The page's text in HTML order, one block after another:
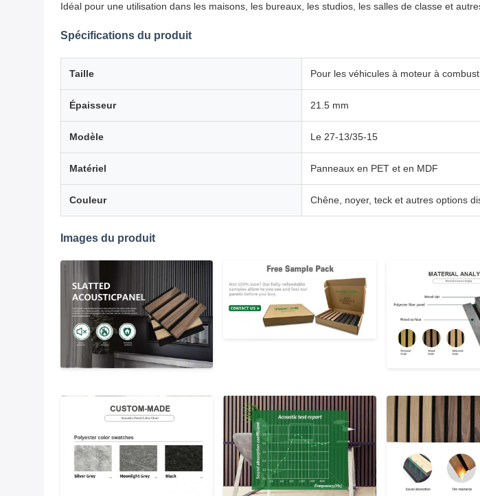
Idéal pour une utilisation dans les maisons, les bureaux, les studios, les salles de classe et
Spécifications du produit
Taille Pour les véhicules à moteur à
Épaisseur 21.5 mm
Modèle Le 27-13/35-15
Matériel Panneaux en PET et en MDF
Couleur Chêne, noyer, teck et autres options
Images du produit